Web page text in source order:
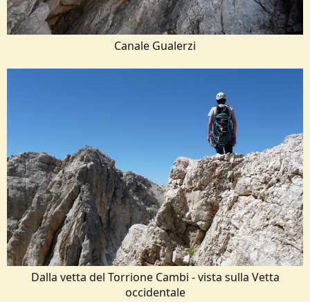
Canale Gualerzi​
Dalla vetta del Torrione Cambi - vista sulla Vetta
occidentale​